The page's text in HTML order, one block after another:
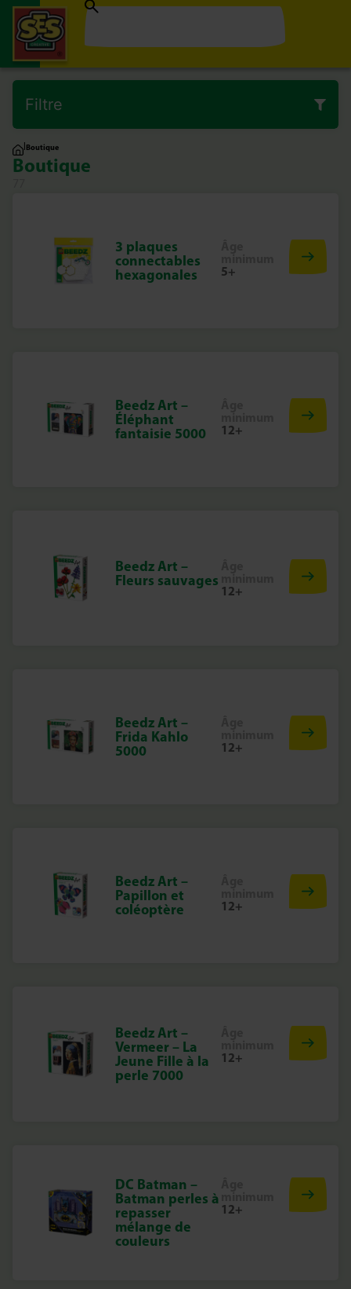
Filtre
|Boutique
Boutique
3 plaques
connectables
hexagonales
5+
Beedz Art –
Éléphant
fantaisie 5000
12+
Beedz Art –
Fleurs sauvages
12+
Beedz Art –
Frida Kahlo
5000
12+
Beedz Art –
Papillon et
coléoptère
12+
Beedz Art –
Vermeer – La
Jeune Fille à la
perle 7000
12+
DC Batman –
Batman perles à
repasser
mélange de
couleurs
12+